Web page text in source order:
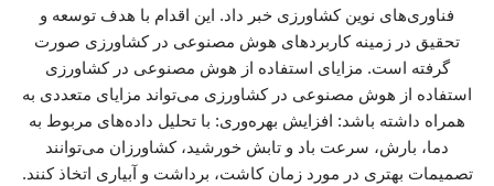
فناوری‌های نوین کشاورزی خبر داد. این اقدام با هدف توسعه و
تحقیق در زمینه کاربردهای هوش مصنوعی در کشاورزی صورت
گرفته است. مزایای استفاده از هوش مصنوعی در کشاورزی
استفاده از هوش مصنوعی در کشاورزی می‌تواند مزایای متعددی به
همراه داشته باشد: افزایش بهره‌وری: با تحلیل داده‌های مربوط به
دما، بارش، سرعت باد و تابش خورشید، کشاورزان می‌توانند
تصمیمات بهتری در مورد زمان کاشت، برداشت و آبیاری اتخاذ کنند.